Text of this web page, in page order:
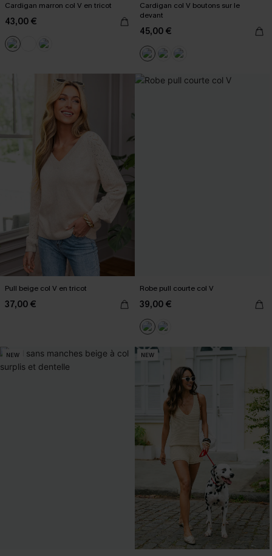
Cardigan marron col V en tricot
43,00 €
Cardigan col V boutons sur le
devant
45,00 €
Pull beige col V en tricot
37,00 €
Robe pull courte col V
39,00 €
NEW NEW